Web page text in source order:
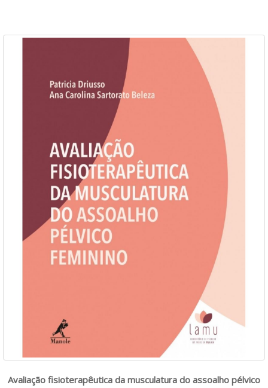
Avaliação fisioterapêutica da musculatura do assoalho pélvico